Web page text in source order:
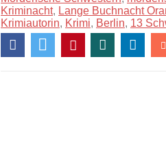
Kriminacht, Lange Buchnacht
Krimiautorin, Krimi, Berlin, 13